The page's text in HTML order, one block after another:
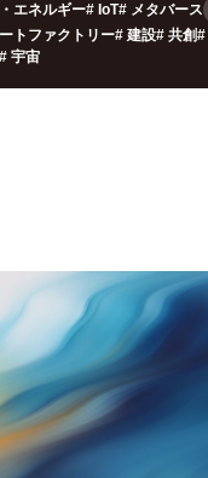
エネルギー# IoT# メタバース
トファクトリー# 建設# 共創#
# 宇宙